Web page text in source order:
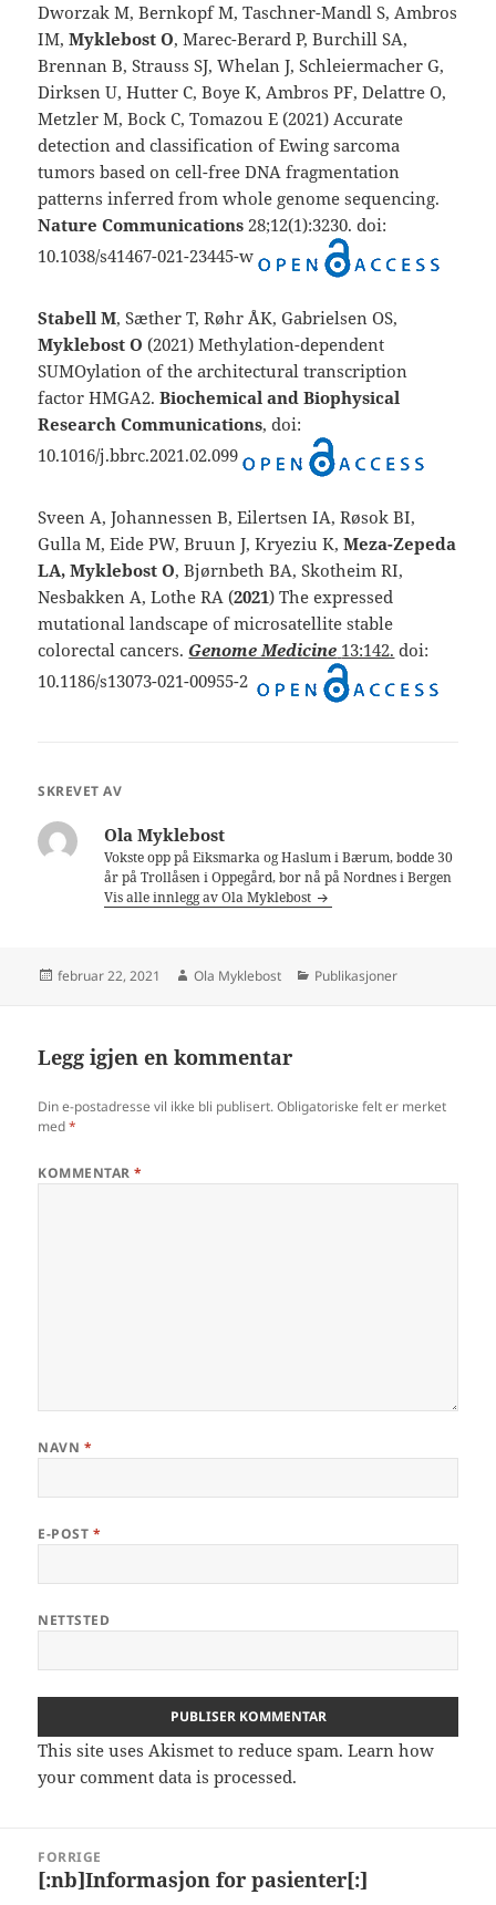
Dworzak M, Bernkopf M, Taschner-Mandl S, Ambros
IM,Myklebost O, Marec-Berard P, Burchill SA,
Brennan B, Strauss SJ, Whelan J, Schleiermacher G,
Dirksen U, Hutter C, Boye K, Ambros PF, Delattre O,
Metzler M, Bock C, Tomazou E (2021) Accurate
detection and classification of Ewing sarcoma
tumors based on cell-free DNA fragmentation
patterns inferred from whole genome sequencing.
Nature Communications 28;12(1):3230. doi:
10.1038/s41467-021-23445-w
Stabell M, Sæther T, Røhr ÅK, Gabrielsen OS,
Myklebost O (2021) Methylation-dependent
SUMOylation of the architectural transcription
factor HMGA2.Biochemical and Biophysical
Research Communications, doi:
10.1016/j.bbrc.2021.02.099
Sveen A, Johannessen B, Eilertsen IA, Røsok BI,
Gulla M, Eide PW, Bruun J, Kryeziu K,Meza-Zepeda
LA, Myklebost O, Bjørnbeth BA, Skotheim RI,
Nesbakken A, Lothe RA (2021) The expressed
mutational landscape of microsatellite stable
colorectal cancers. Genome Medicine 13:142. doi:
10.1186/s13073-021-00955-2
SKREVET AV
Ola Myklebost
Vokste opp på Eiksmarka og Haslum i Bærum, bodde 30
år på Trollåsen i Oppegård, bor nå på Nordnes i Bergen
Vis alle innlegg av Ola Myklebost
Publisert
februar 22, 2021 Forfatter
Ola Myklebost Kategorier
Publikasjoner
Legg igjen en kommentar
Din e-postadresse vil ikke bli publisert. Obligatoriske felt er merket
med*
KOMMENTAR*
NAVN *
E-POST *
NETTSTED
This site uses Akismet to reduce spam.Learn how
your comment data is processed.
FORRIGE
Forrige
[:nb]Informasjon for pasienter[:]